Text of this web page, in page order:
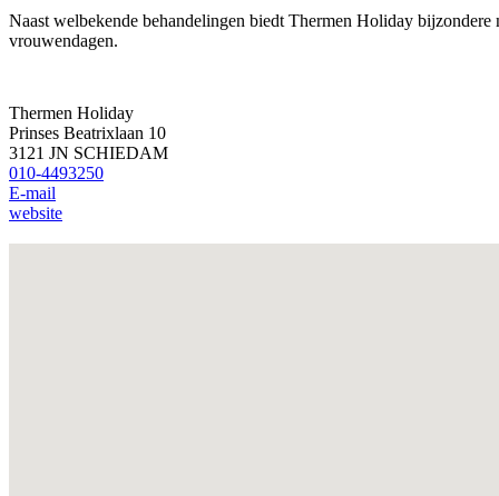
Naast welbekende behandelingen biedt Thermen Holiday
vrouwendagen.
Thermen Holiday
Prinses Beatrixlaan 10
3121 JN SCHIEDAM
010-4493250
E-mail
website